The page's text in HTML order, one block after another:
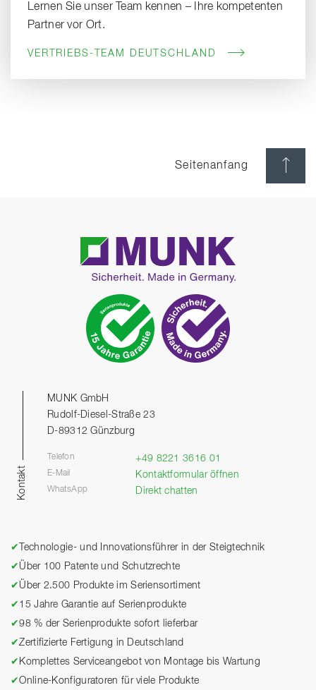
Lernen Sie unser Team kennen – Ihre kompetenten
Partner vor Ort.
VERTRIEBS-TEAM DEUTSCHLAND
Seitenanfang
Kontakt
MUNK GmbH
Rudolf-Diesel-Straße 23
D-89312 Günzburg
Telefon +49 8221 3616 01
E-Mail Kontaktformular öffnen
WhatsApp Direkt chatten
✔
Technologie- und Innovationsführer in der Steigtechnik
✔ Über 100 Patente und Schutzrechte
✔ Über 2.500 Produkte im Seriensortiment
✔ 15 Jahre Garantie auf Serienprodukte
✔98 % der Serienprodukte sofort lieferbar
✔Zertifizierte Fertigung in Deutschland
✔ Komplettes Serviceangebot von Montage bis Wartung
✔Online-Konfiguratoren für viele Produkte